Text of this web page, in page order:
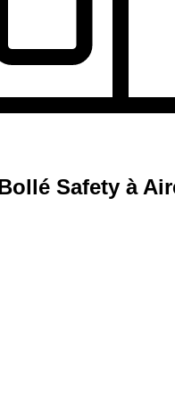
Safety à